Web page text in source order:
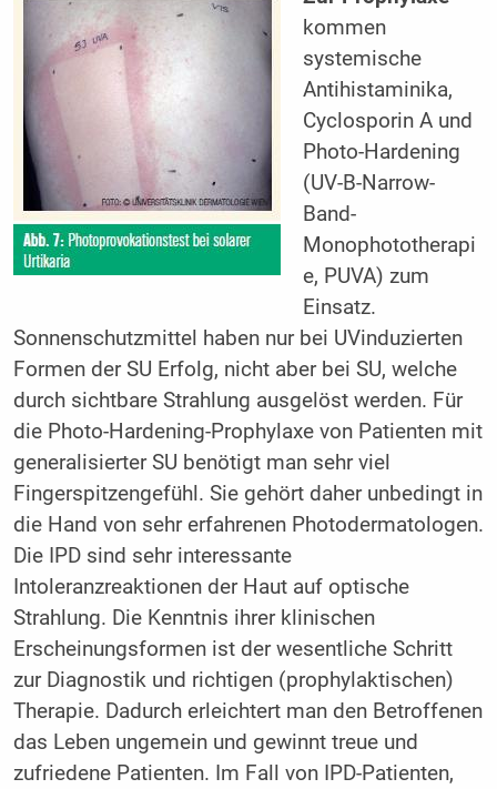
kommen
systemische
Antihistaminika,
Cyclosporin A und
Photo-Hardening
(UV-B-Narrow-
Band-
Monophototherapi
e, PUVA) zum
Einsatz.
Sonnenschutzmittel haben nur bei UVinduzierten
Formen der SU Erfolg, nicht aber bei SU, welche
durch sichtbare Strahlung ausgelöst werden. Für
die Photo-Hardening-Prophylaxe von Patienten mit
generalisierter SU benötigt man sehr viel
Fingerspitzengefühl. Sie gehört daher unbedingt in
die Hand von sehr erfahrenen Photodermatologen.
Die IPD sind sehr interessante
Intoleranzreaktionen der Haut auf optische
Strahlung. Die Kenntnis ihrer klinischen
Erscheinungsformen ist der wesentliche Schritt
zur Diagnostik und richtigen (prophylaktischen)
Therapie. Dadurch erleichtert man den Betroffenen
das Leben ungemein und gewinnt treue und
zufriedene Patienten. Im Fall von IPD-Patienten,